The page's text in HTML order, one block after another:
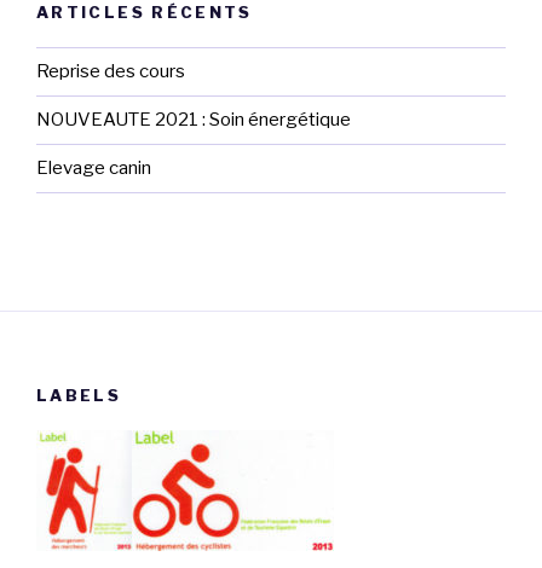
ARTICLES RÉCENTS
Reprise des cours
NOUVEAUTE 2021 : Soin énergétique
Elevage canin
LABELS